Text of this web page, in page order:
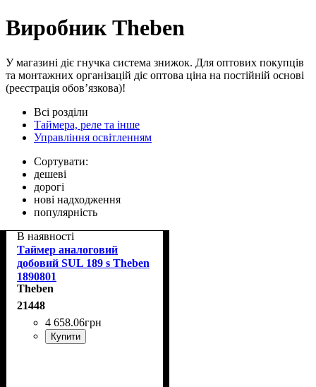
Виробник Theben
У магазині діє гнучка система знижок. Для оптових покупців
та монтажних організацій діє оптова ціна на постійній основі
(реєстрація обов’язкова)!
Всі розділи
Таймера, реле та інше
Управління освітленням
Сортувати:
дешеві
дорогі
нові надходження
популярність
В наявності
Таймер аналоговий
добовий SUL 189 s Theben
1890801
Theben
21448
4 658.06грн
Купити